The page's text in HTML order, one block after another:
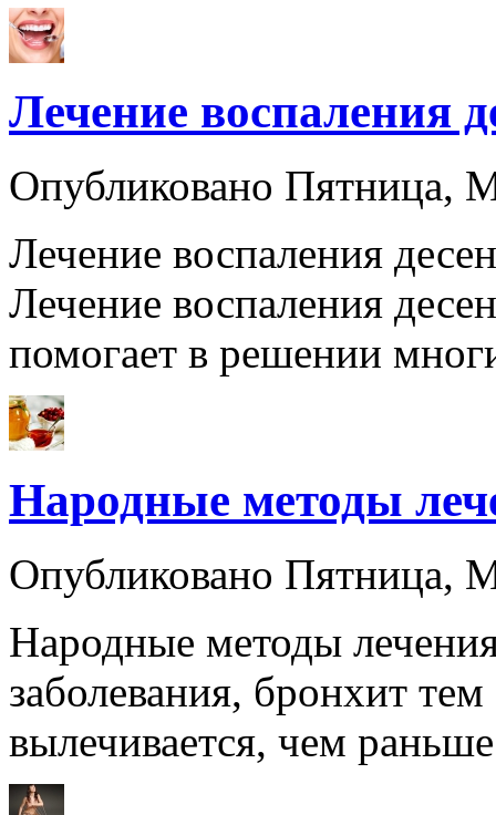
Лечение воспаления
Опубликовано Пятница,
Лечение воспаления
Лечение воспаления
помогает в решении
Народные методы
Опубликовано Пятница,
Народные методы
заболевания, бронхит
вылечивается, чем